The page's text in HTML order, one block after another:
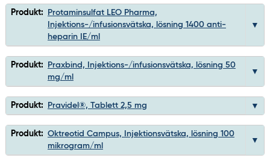
Produkt:
Protaminsulfat LEO Pharma,
Injektions-/infusionsvätska, lösning 1400 anti-
heparin IE/ml
Produkt:
Praxbind, Injektions-/infusionsvätska, lösning 50
mg/ml
Produkt: Pravidel®, Tablett 2,5 mg
Produkt: Oktreotid Campus, Injektionsvätska, lösning 100
mikrogram/ml